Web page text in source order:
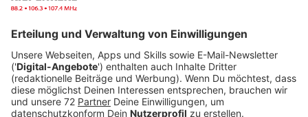
Anzeige
Manche Dienstleister würden ein Geschäft damit
machen, Anfragen an Behörden weiterzuleiten und
dafür extra abzukassieren. Wer nicht genau hinguckt,
zahlt so doppelt oder sogar für Leistungen die